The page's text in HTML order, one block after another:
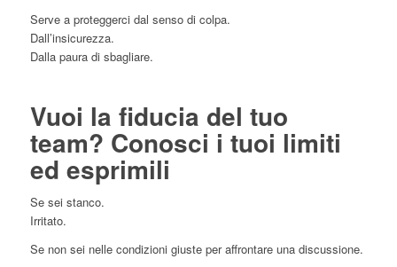
Serve a proteggerci dal senso di colpa.
Dall’insicurezza.
Dalla paura di sbagliare.
Vuoi la fiducia del tuo
team? Conosci i tuoi limiti
ed esprimili
Se sei stanco.
Irritato.
Se non sei nelle condizioni giuste per affrontare una discussione.